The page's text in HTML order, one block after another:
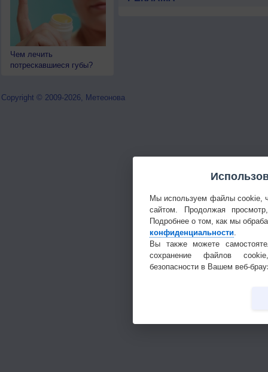
Чем лечить
потрескавшиеся губы?
Copyright © 2009-2026, Метеонова
Мы используем файлы cookie,
сайтом. Продолжая
Подробнее о том, как мы
конфиденциальности.
Вы также можете
сохранение файлов
безопасности в Вашем веб-